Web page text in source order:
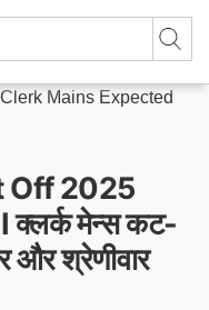
Mains Expected
Off 2025
मेन्स कट-
और श्रेणीवार